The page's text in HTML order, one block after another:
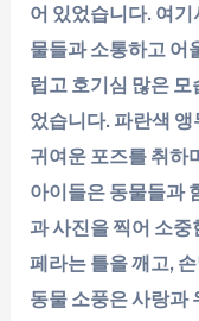
어 있었습니다. 여
물들과 소통하고 어
럽고 호기심 많은
었습니다. 파란색
귀여운 포즈를 취하
아이들은 동물들과
과 사진을 찍어 소
페라는 틀을 깨고,
동물 소풍은 사랑과